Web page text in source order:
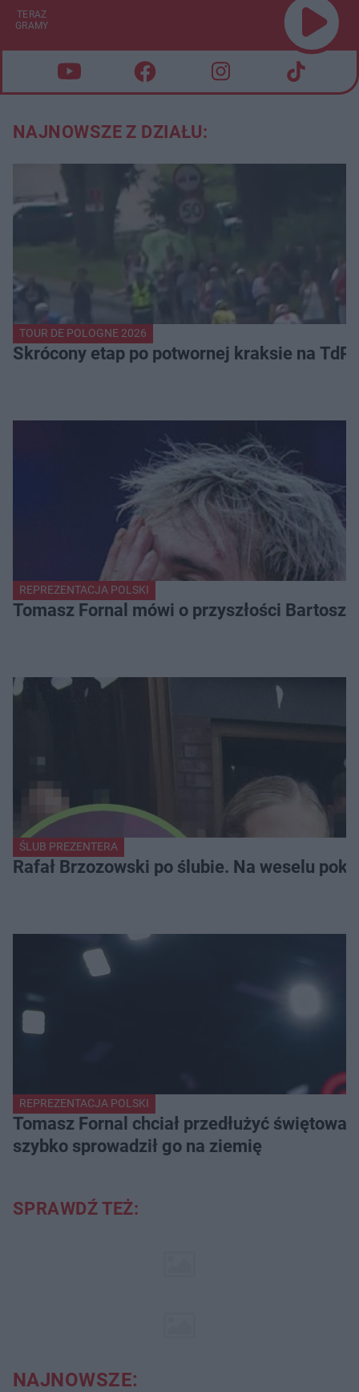
TERAZ
GRAMY
NAJNOWSZE Z DZIAŁU:
TOUR DE POLOGNE 2026
Skrócony etap po potwornej kraksie na
REPREZENTACJA POLSKI
Tomasz Fornal mówi o przyszłości
ŚLUB PREZENTERA
Rafał Brzozowski po ślubie. Na weselu
REPREZENTACJA POLSKI
Tomasz Fornal chciał przedłużyć
szybko sprowadził go na ziemię
SPRAWDŹ TEŻ:
NAJNOWSZE: